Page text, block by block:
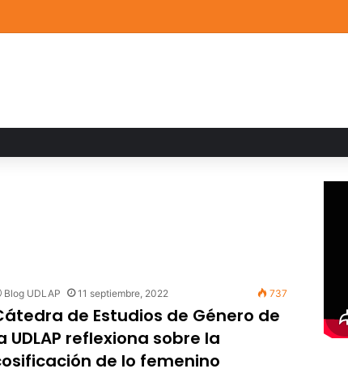
destacan en el MUTVI 2026
Blog UDLAP 11 septiembre, 2022 737
de Estudios de Género de
UDLAP reflexiona sobre la
de lo femenino